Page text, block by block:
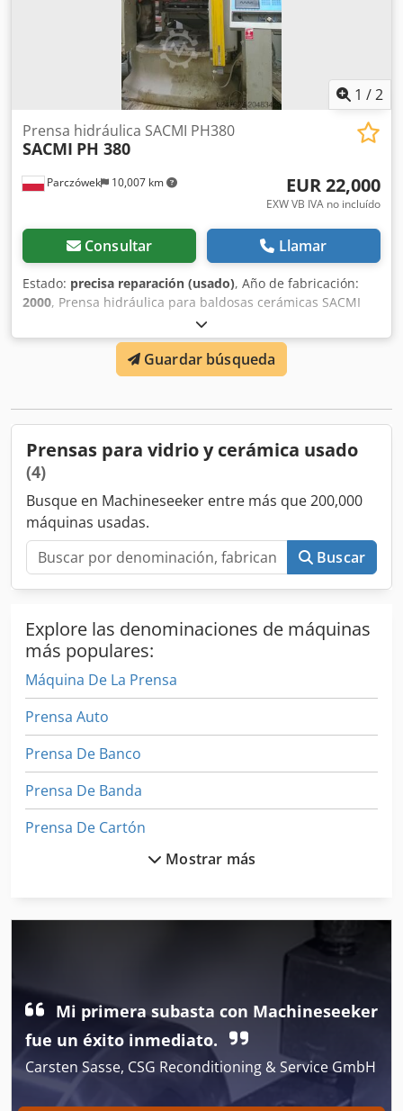
1 /2
Parczówek 10,007 km
Prensa hidráulica SACMI PH380
SACMI PH 380
EUR 22,000
EXW VB IVA no incluído
Consultar Llamar
Estado: precisa reparación (usado), Año de fabricación:
2000, Prensa hidráulica para baldosas cerámicas SACMI
PH380, el equipo tiene el sistema de control incompleto.
Dedoxvdnbjpfx Ab Iowa
Guardar búsqueda
Prensas para vidrio y cerámica usado
(4)
Busque en Machineseeker entre más que 200,000
máquinas usadas.
Buscar
Explore las denominaciones de máquinas
más populares:
Máquina De La Prensa
Prensa Auto
Prensa De Banco
Prensa De Banda
Prensa De Cartón
Prensa De Cuerpo
Prensa De Forja
Prensa De La Bola
Prensa De La Película
Mostrar más
Mi primera subasta con Machineseeker
fue un éxito inmediato.
Carsten Sasse, CSG Reconditioning & Service GmbH